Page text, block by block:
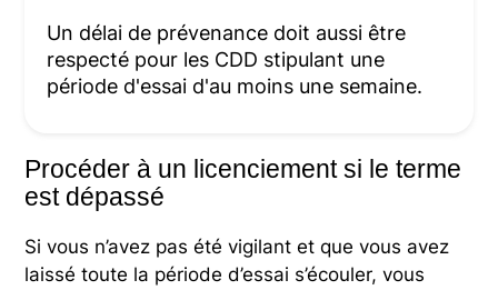
Un délai de prévenance doit aussi être
respecté pour les CDD stipulant une
période d'essai d'au moins une semaine.
Procéder à un licenciement si le terme
est dépassé
Si vous n’avez pas été vigilant et que vous avez
laissé toute la période d’essai s’écouler, vous